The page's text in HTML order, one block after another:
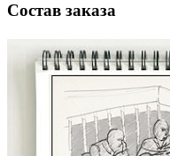
Состав заказа